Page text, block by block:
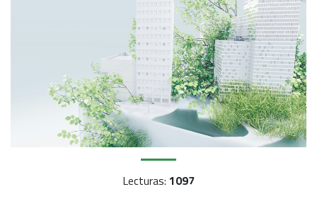
Lecturas: 1097